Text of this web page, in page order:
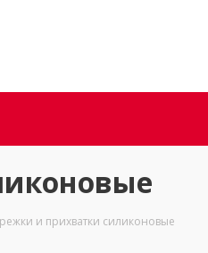
и прихватки силиконовые